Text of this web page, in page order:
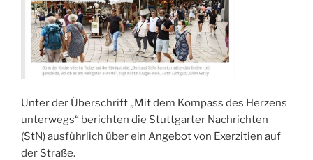
Unter der Überschrift „Mit dem Kompass des Herzens
unterwegs“ berichten die Stuttgarter Nachrichten
(StN) ausführlich über ein Angebot von Exerzitien auf
der Straße.